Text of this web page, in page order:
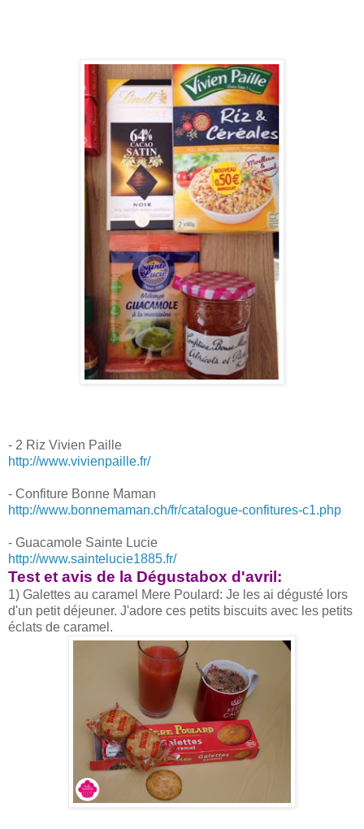
- 2 Riz Vivien Paille
http://www.vivienpaille.fr/
- Confiture Bonne Maman
http://www.bonnemaman.ch/fr/catalogue-confitures-c1.php
- Guacamole Sainte Lucie
http://www.saintelucie1885.fr/
Test et avis de la Dégustabox d'avril:
1) Galettes au caramel Mere Poulard: Je les ai dégusté lors
d'un petit déjeuner. J'adore ces petits biscuits avec les petits
éclats de caramel.